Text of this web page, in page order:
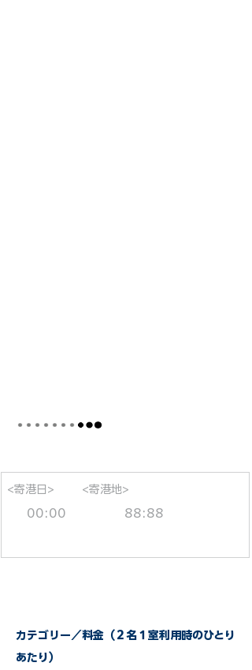
<寄港日>
00:00
<寄港地>
88:88
カテゴリー／料金（２名１室利用時のひとり
あたり）